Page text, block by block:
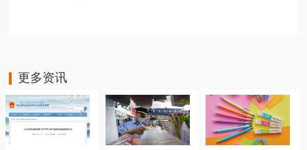
更多资讯